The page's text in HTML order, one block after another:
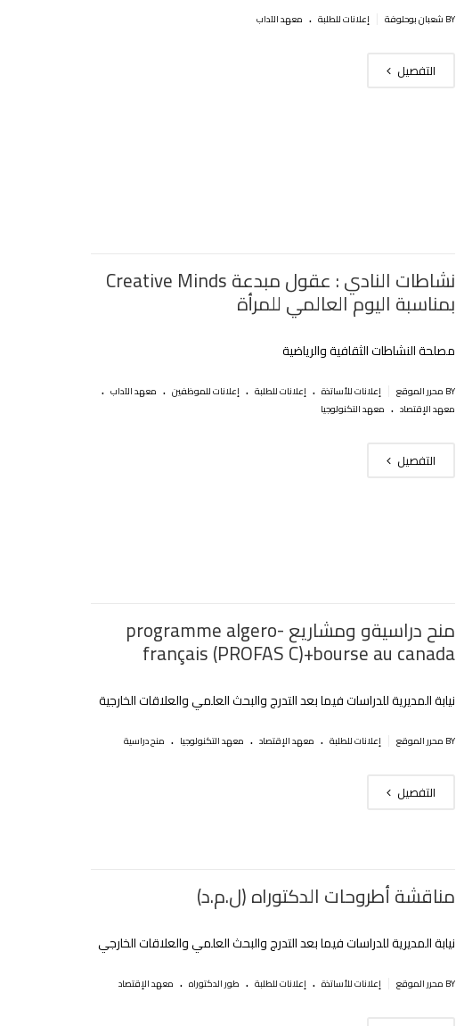
BY شعبان بوحلوفة إعلانات للطلبة . معهد الآداب
التفصيل
نشاطات النادي : عقول مبدعة Creative Minds
بمناسبة اليوم العالمي للمرأة
مصلحة النشاطات الثقافية والرياضية
BY محرر الموقع إعلانات للأساتذة . إعلانات للطلبة . إعلانات للموظفين . معهد الآداب .
معهد الإقتصاد . معهد التكنولوجيا
التفصيل
منح دراسيةو ومشاريع programme algero-
français (PROFAS C)+bourse au canada
نيابة المديرية للدراسات فيما بعد التدرج والبحث العلمي والعلاقات الخارجية
BY محرر الموقع إعلانات للطلبة . معهد الإقتصاد . معهد التكنولوجيا . منح دراسية
التفصيل
مناقشة أطروحات الدكتوراه (ل.م.د)
نيابة المديرية للدراسات فيما بعد التدرج والبحث العلمي والعلاقات الخارجي
BY محرر الموقع إعلانات للأساتذة . إعلانات للطلبة . طور الدكتوراه . معهد الإقتصاد